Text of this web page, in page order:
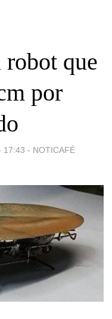
robot que
por
17:43 - NOTICAFÉ